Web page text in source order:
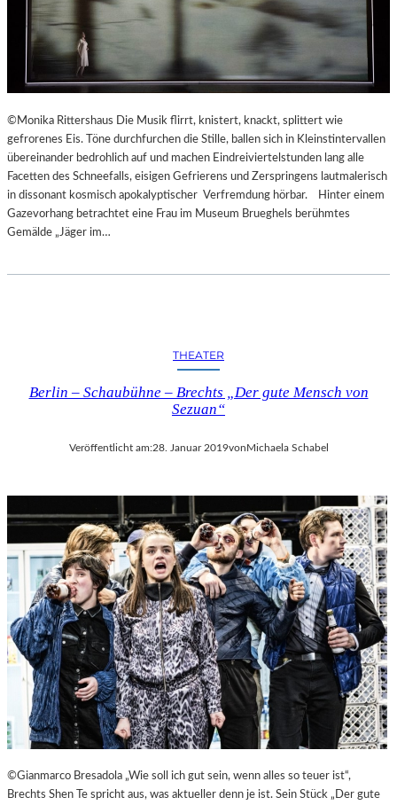
©Monika Rittershaus Die Musik flirrt, knistert, knackt, splittert wie
gefrorenes Eis. Töne durchfurchen die Stille, ballen sich in Kleinstintervallen
übereinander bedrohlich auf und machen Eindreiviertelstunden lang alle
Facetten des Schneefalls, eisigen Gefrierens und Zerspringens lautmalerisch
in dissonant kosmisch apokalyptischer Verfremdung hörbar. Hinter einem
Gazevorhang betrachtet eine Frau im Museum Brueghels berühmtes
Gemälde „Jäger im…
THEATER
Berlin – Schaubühne – Brechts „Der gute Mensch von
Sezuan“
Veröffentlicht am:28. Januar 2019vonMichaela Schabel
©Gianmarco Bresadola „Wie soll ich gut sein, wenn alles so teuer ist“,
Brechts Shen Te spricht aus, was aktueller denn je ist. Sein Stück „Der gute